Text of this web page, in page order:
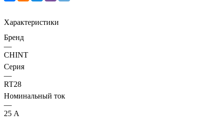
Характеристики
Бренд
—
CHINT
Серия
—
RT28
Номинальный ток
—
25 А